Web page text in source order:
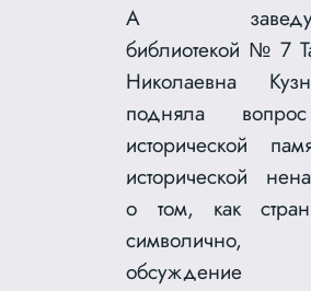
А
библиотекой № 7
Николаевна
подняла
исторической
исторической
о том, как
обсуждение